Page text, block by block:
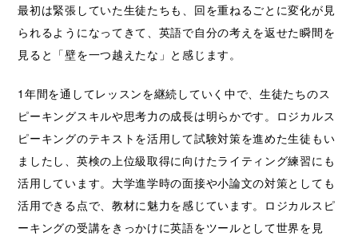
最初は緊張していた生徒たちも、回を重ねるごとに変化が見
られるようになってきて、英語で自分の考えを返せた瞬間を
見ると「壁を一つ越えたな」と感じます。
1年間を通してレッスンを継続していく中で、生徒たちのス
ピーキングスキルや思考力の成長は明らかです。ロジカルス
ピーキングのテキストを活用して試験対策を進めた生徒もい
ましたし、英検の上位級取得に向けたライティング練習にも
活用しています。大学進学時の面接や小論文の対策としても
活用できる点で、教材に魅力を感じています。ロジカルスピ
ーキングの受講をきっかけに英語をツールとして世界を見